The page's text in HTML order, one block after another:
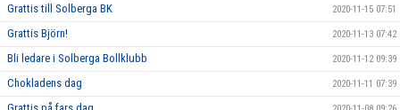
Grattis till Solberga BK 2020-11-15 07:51
Grattis Björn! 2020-11-13 07:42
Bli ledare i Solberga Bollklubb 2020-11-12 09:39
Chokladens dag 2020-11-11 07:39